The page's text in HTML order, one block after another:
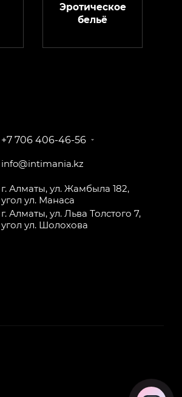
Эротическое
бельё
+7 706 406-46-56
info@intimania.kz
г. Алматы, ул. Жамбыла 182,
угол ул. Манаса
г. Алматы, ул. Льва Толстого 7,
угол ул. Шолохова